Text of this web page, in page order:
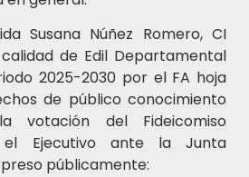
Susana Núñez Romero, CI
de Edil Departamental
2025-2030 por el FA hoja
de público conocimiento
votación del Fideicomiso
Ejecutivo ante la Junta
públicamente: